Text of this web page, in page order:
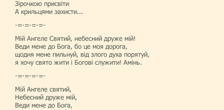
Зірочкою присвіти
А крильцями захисти...
-=-=-=-=-
Мій Ангеле Святий, небесний друже мій!
Веди мене до Бога, бо це моя дорога,
щодня мене пильнуй, від злого духа порятуй,
я хочу свято жити і Богові служити! Амінь.
-=-=-=-=-
Мій Ангеле святий,
Небесний друже мій,
Веди мене до Бога,